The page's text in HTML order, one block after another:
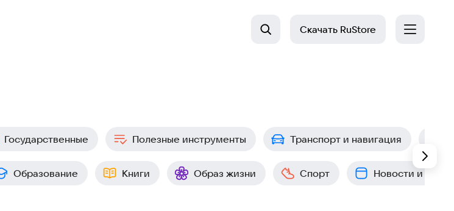
Скачать RuStore
Государственные Полезные инструменты Транспорт и навигация
Образование Книги Образ жизни Спорт Новости и